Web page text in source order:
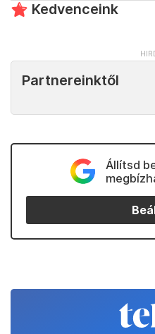
Kedvenceink
Partnereinktől
Állítsd